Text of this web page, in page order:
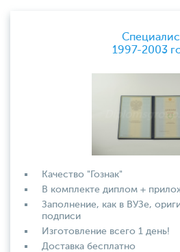
1997-2003
Качество "Гознак"
В комплекте диплом +
Заполнение, как в ВУЗе,
подписи
Изготовление всего 1 день!
Доставка бесплатно